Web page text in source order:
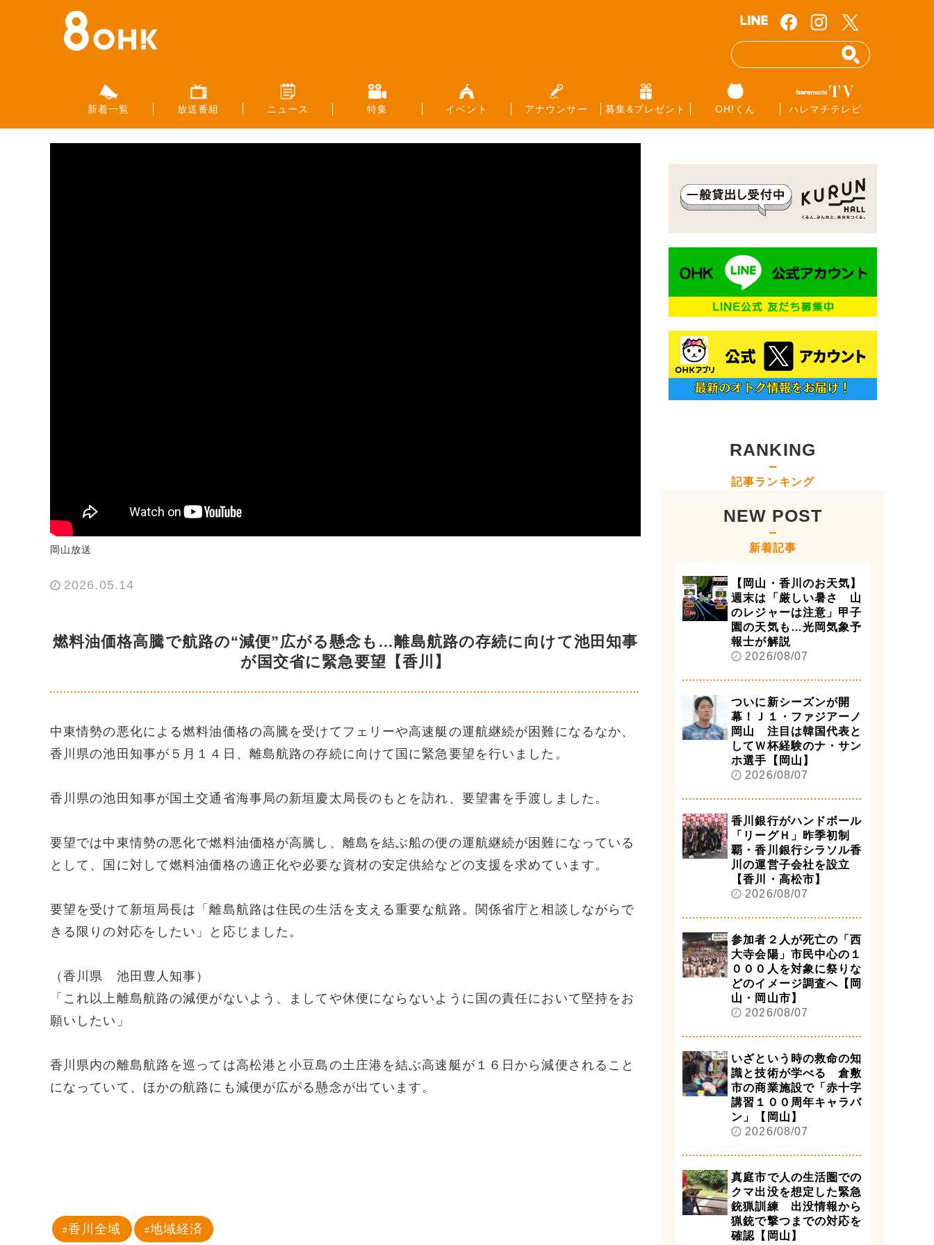
新着一覧 放送番組 ニュース 特集 イベント アナウンサー 募集&プレゼント OH!くん ハレマチテレビ
岡山放送
2026.05.14
燃料油価格高騰で航路の“減便”広がる懸念も…離島航路の存続に向けて池田知事
が国交省に緊急要望【香川】
中東情勢の悪化による燃料油価格の高騰を受けてフェリーや高速艇の運航継続が困難になるなか、
香川県の池田知事が５月１４日、離島航路の存続に向けて国に緊急要望を行いました。
香川県の池田知事が国土交通省海事局の新垣慶太局長のもとを訪れ、要望書を手渡しました。
要望では中東情勢の悪化で燃料油価格が高騰し、離島を結ぶ船の便の運航継続が困難になっている
として、国に対して燃料油価格の適正化や必要な資材の安定供給などの支援を求めています。
要望を受けて新垣局長は「離島航路は住民の生活を支える重要な航路。関係省庁と相談しながらで
きる限りの対応をしたい」と応じました。
（香川県 池田豊人知事）
「これ以上離島航路の減便がないよう、ましてや休便にならないように国の責任において堅持をお
願いしたい」
香川県内の離島航路を巡っては高松港と小豆島の土庄港を結ぶ高速艇が１６日から減便されること
になっていて、ほかの航路にも減便が広がる懸念が出ています。
香川全域 地域経済
RANKING
記事ランキング
NEW POST
新着記事
【岡山・香川のお天気】
週末は「厳しい暑さ 山
のレジャーは注意」甲子
園の天気も…光岡気象予
報士が解説
2026/08/07
ついに新シーズンが開
幕！Ｊ１・ファジアーノ
岡山 注目は韓国代表と
してＷ杯経験のナ・サン
ホ選手【岡山】
2026/08/07
香川銀行がハンドボール
「リーグＨ」昨季初制
覇・香川銀行シラソル香
川の運営子会社を設立
【香川・高松市】
2026/08/07
参加者２人が死亡の「西
大寺会陽」市民中心の１
０００人を対象に祭りな
どのイメージ調査へ【岡
山・岡山市】
2026/08/07
いざという時の救命の知
識と技術が学べる 倉敷
市の商業施設で「赤十字
講習１００周年キャラバ
ン」【岡山】
2026/08/07
真庭市で人の生活圏での
クマ出没を想定した緊急
銃猟訓練 出没情報から
猟銃で撃つまでの対応を
確認【岡山】